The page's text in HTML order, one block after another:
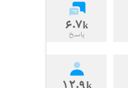
۶.۷k
پاسخ
۱۲.۹k